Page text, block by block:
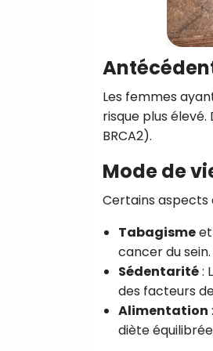
Les femmes
risque plus
BRCA2).
Mode de
Certains aspects
Tabagismeet
cancer du sein.
Sédentarité:
des facteurs
Alimentation
diète